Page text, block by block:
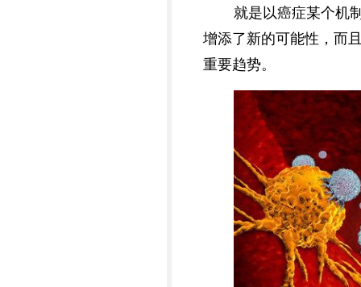
就是以癌症某个机
增添了新的可能性，而
重要趋势。